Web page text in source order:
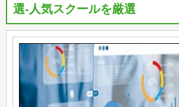
選-人気スクールを厳選